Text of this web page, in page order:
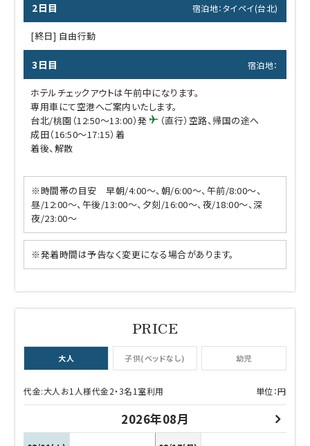
2日目 宿泊地：タイペイ(台北)
[終日] 自由行動
3日目 宿泊地：
ホテルチェックアウトは午前中になります。
専用車にて空港へご案内いたします。
台北/桃園（12:50～13:00）発
（直行）空路、帰国の途へ
成田（16:50～17:15）着
着後、解散
※時間帯の目安 早朝/4:00～、朝/6:00～、午前/8:00～、
昼/12:00～、午後/13:00～、夕刻/16:00～、夜/18:00～、深
夜/23:00～
※発着時間は予告なく変更になる場合があります。
大人 子供(ベッドなし) 幼児
代金:大人お1人様代金2・3名1室利用 単位：円
2026年08月